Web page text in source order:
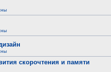
скорочтения и памяти